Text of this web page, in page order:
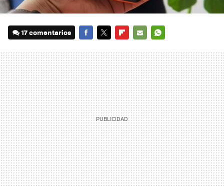
17 comentarios
MAIL